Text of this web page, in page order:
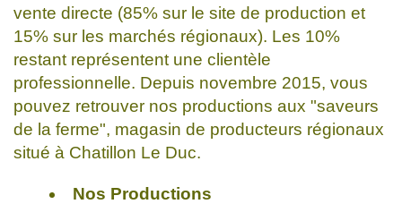
vente directe (85% sur le site de production et
15% sur les marchés régionaux). Les 10%
restant représentent une clientèle
professionnelle. Depuis novembre 2015, vous
pouvez retrouver nos productions aux "saveurs
de la ferme", magasin de producteurs régionaux
situé à Chatillon Le Duc.
Nos Productions